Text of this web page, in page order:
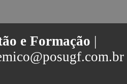
e Formação |